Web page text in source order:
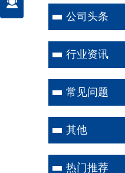
公司头条
行业资讯
常见问题
其他
热门推荐